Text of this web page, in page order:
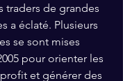
traders de grandes
a éclaté. Plusieurs
se sont mises
pour orienter les
et générer des